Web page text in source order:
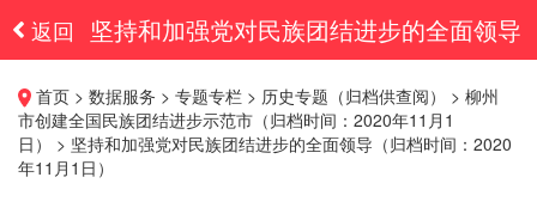
返回
坚持和加强党对民族团结进步的全面领导
（归档时间：2020年11月1日）
首页 > 数据服务 > 专题专栏 > 历史专题（归档供查阅） > 柳州
市创建全国民族团结进步示范市（归档时间：2020年11月1
日） > 坚持和加强党对民族团结进步的全面领导（归档时间：2020
年11月1日）